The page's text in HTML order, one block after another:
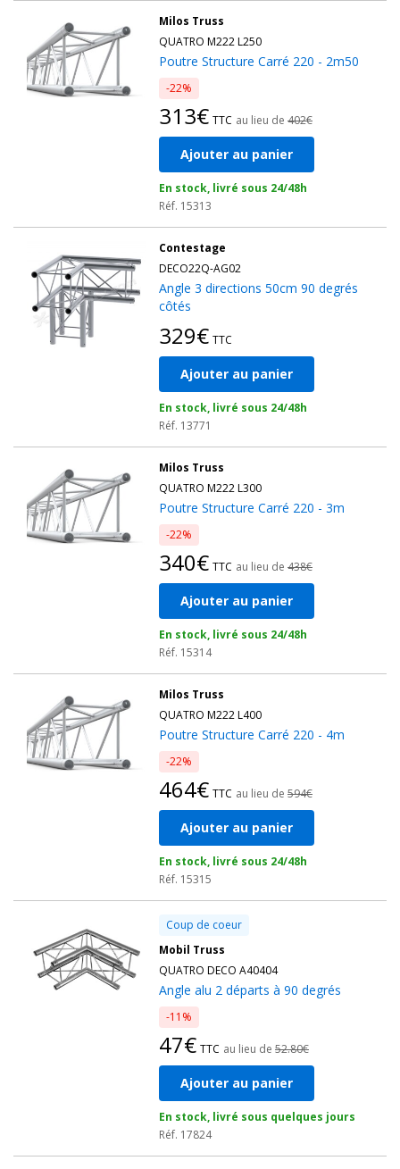
Milos Truss
QUATRO M222 L250
Poutre Structure Carré 220 - 2m50
-22%
313€ TTC au lieu de 402€
Ajouter au panier
En stock, livré sous 24/48h
Réf. 15313
Contestage
DECO22Q-AG02
Angle 3 directions 50cm 90 degrés
côtés
329€ TTC
Ajouter au panier
En stock, livré sous 24/48h
Réf. 13771
Milos Truss
QUATRO M222 L300
Poutre Structure Carré 220 - 3m
-22%
340€ TTC au lieu de 438€
Ajouter au panier
En stock, livré sous 24/48h
Réf. 15314
Milos Truss
QUATRO M222 L400
Poutre Structure Carré 220 - 4m
-22%
464€ TTC au lieu de 594€
Ajouter au panier
En stock, livré sous 24/48h
Réf. 15315
Coup de coeur
Mobil Truss
QUATRO DECO A40404
Angle alu 2 départs à 90 degrés
-11%
47€ TTC au lieu de 52.80€
Ajouter au panier
En stock, livré sous quelques jours
Réf. 17824